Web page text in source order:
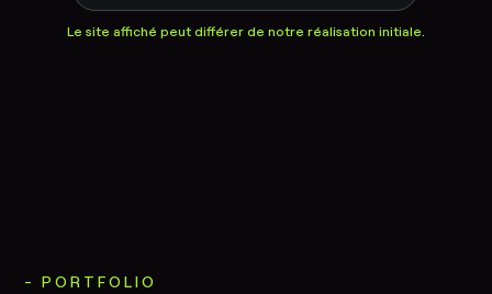
Le site affiché peut différer de notre réalisation initiale.
PORTFOLIO